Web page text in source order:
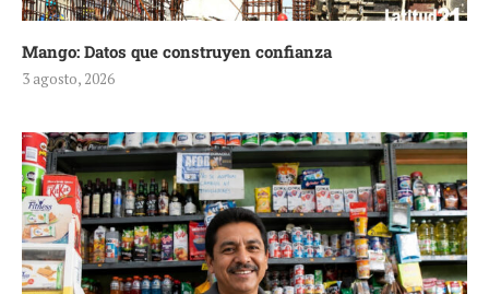
Mango: Datos que construyen confianza
3 agosto, 2026